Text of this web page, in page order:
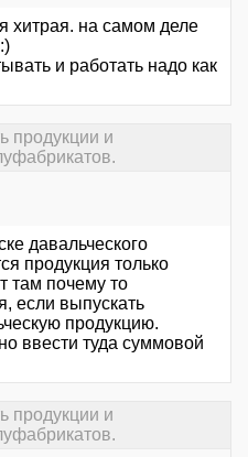
хитрая. на самом деле
и работать надо как
продукции и
давальческого
продукция только
там почему то
если выпускать
продукцию.
ввести туда суммовой
продукции и